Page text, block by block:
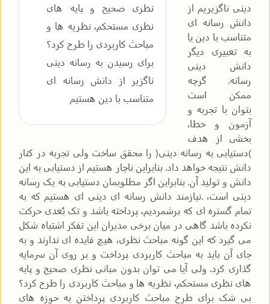
نظری صحیح و پایه های
نظری مستحکم، نظریه ها و
مباحث کاربردی را طرح کرد؟
برای رسیدن به رسانه دینی
ناگزیر از دانش رسانه ای
متناسب با دین هستیم
دینی ناگزیریم از
دانش رسانه ای
متناسب با دین یا
به تعبیری دیگر
دانش دینی
رسانه. گرچه
ممکن است
بتوان با تجربه و
آزمون و خطا،
بخشی از هدف
)دستیابی به رسانه دینی( را محقق ساخت ولی تجربه در کنار
دانش نتیجه خواهد داد. بنابراین ناچار هستیم از دستیابی به این
دانش و تولید آن. بنابراین اگر مطلوبمان دستیابی به یک رسانه
دینی است، .نیازمند دانش رسانه ای دینی ای هستیم که به
تمام گستره ای که برشمردیم، پرداخته باشد و تک بُعدی حرکت
نکرده باشد گاهی در میان برخی مدیران این تفکر اشتباه شکل
می گیرد که این گونه مباحث نظری، هیچ فایده ای ندارند و به
جای آن باید به مباحث کاربردی پرداخت و بر روی آن سرمایه
گذاری کرد. ولی آیا می توان بدون مبانی نظری صحیح و پایه
های نظری مستحکم، نظریه ها و مباحث کاربردی را طرح کرد؟
بی شک برای طرح مباحث کاربردی پرداختن به حوزه های